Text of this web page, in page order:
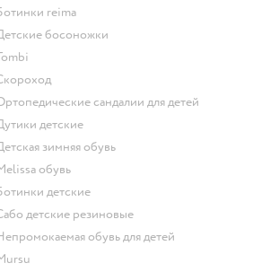
Ботинки reima
Детские босоножки
Tombi
Скороход
Ортопедические сандалии для детей
Дутики детские
Детская зимняя обувь
Melissa обувь
Ботинки детские
Сабо детские резиновые
Непромокаемая обувь для детей
Mursu